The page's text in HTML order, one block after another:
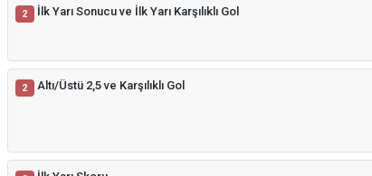
2 İlk Yarı Sonucu ve İlk Yarı Karşılıklı Gol
2 Altı/Üstü 2,5 ve Karşılıklı Gol